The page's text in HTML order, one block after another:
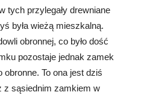
tych przylegały drewniane
była wieżą mieszkalną.
obronnej, co było dość
pozostaje jednak zamek
To ona jest dziś
z sąsiednim zamkiem w